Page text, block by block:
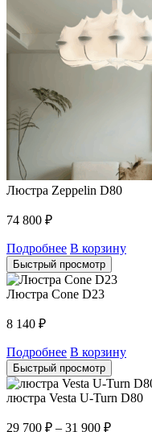
Люстра Zeppelin D80
74 800 ₽
Подробнее В корзину
Быстрый просмотр
Люстра Cone D23
8 140 ₽
Подробнее В корзину
Быстрый просмотр
люстра Vesta U-Turn D80
29 700 ₽ – 31 900 ₽